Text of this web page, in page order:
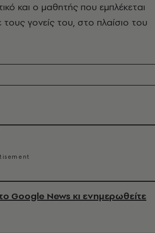
και ο μαθητής που εμπλέκεται
γονείς του, στο πλαίσιο του
Google News κι ενημερωθείτε